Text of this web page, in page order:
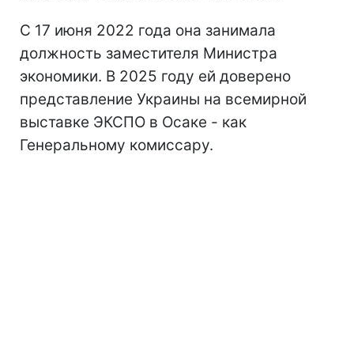
С 17 июня 2022 года она занимала
должность заместителя Министра
экономики. В 2025 году ей доверено
представление Украины на всемирной
выставке ЭКСПО в Осаке - как
Генеральному комиссару.